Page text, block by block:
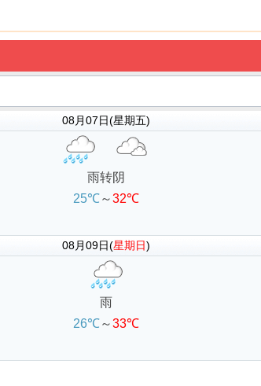
08月07日(星期五)
雨转阴
25℃～32℃
08月09日(星期日)
雨
26℃～33℃